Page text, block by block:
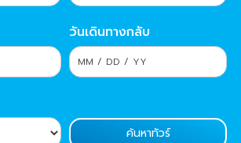
วันเดินทางกลับ